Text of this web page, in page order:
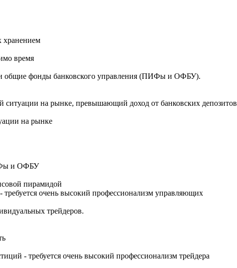
хранением
время
общие фонды банковского управления (ПИФы и ОФБУ).
ситуации на рынке, превышающий доход от банковских депозитов
на рынке
и ОФБУ
пирамидой
очень высокий профессионализм управляющих
трейдеров.
- требуется очень высокий профессионализм трейдера